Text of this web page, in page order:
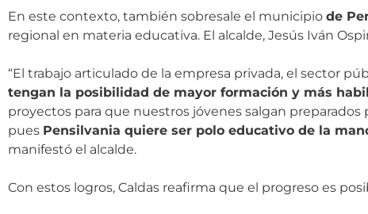
En este contexto, también sobresale el municipio de
regional en materia educativa. El alcalde, Jesús Iván
“El trabajo articulado de la empresa privada, el sector
tengan la posibilidad de mayor formación y más
proyectos para que nuestros jóvenes salgan preparados
pues Pensilvania quiere ser polo educativo de la
manifestó el alcalde.
Con estos logros, Caldas reafirma que el progreso es